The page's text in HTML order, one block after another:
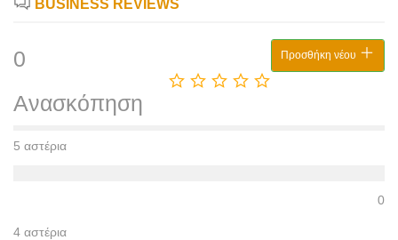
BUSINESS REVIEWS
0
Ανασκόπηση
Προσθήκη νέου
5 αστέρια
0
4 αστέρια